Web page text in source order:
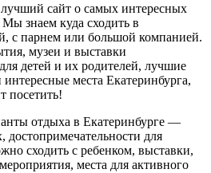
сайт о самых интересных
знаем куда сходить в
с парнем или большой компанией.
музеи и выставки
детей и их родителей, лучшие
места Екатеринбурга,
посетить!
отдыха в Екатеринбурге —
достопримечательности для
сходить с ребенком, выставки,
места для активного